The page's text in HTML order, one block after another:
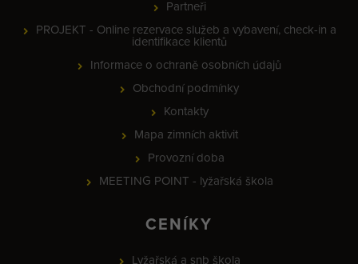
Partneři
PROJEKT - Online rezervace služeb a vybavení, check-in a
identifikace klientů
Informace o ochraně osobních údajů
Obchodní podmínky
Kontakty
Mapa zimních aktivit
Provozní doba
MEETING POINT - lyžařská škola
CENÍKY
Lyžařská a snb škola